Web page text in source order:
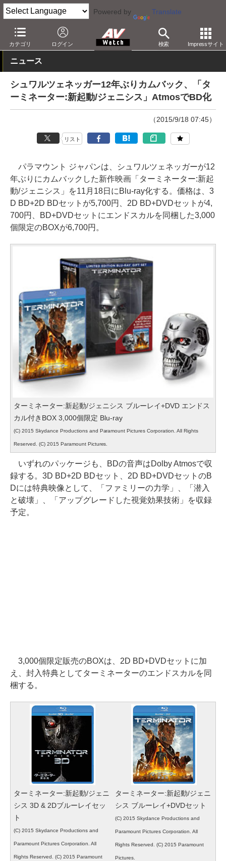
Powered by Translate
カテゴリ ログイン 検索 Impressサイト
AV Watch コンテンツ・サービス BD/DVD
ニュース
シュワルツェネッガー12年ぶりカムバック、「タ
ーミネーター:新起動/ジェニシス」AtmosでBD化
（2015/9/18 07:45）
リスト
パラマウント ジャパンは、シュワルツェネッガーが12
年ぶりにカムバックした新作映画「ターミネーター:新起
動/ジェニシス」を11月18日にBlu-ray化する。価格は、3
D BD+2D BDセットが5,700円、2D BD+DVDセットが4,
700円、BD+DVDセットにエンドスカルを同梱した3,000
個限定のBOXが6,700円。
ターミネーター:新起動/ジェニシス ブルーレイ+DVD エンドス
カル付きBOX 3,000個限定 Blu-ray
(C) 2015 Skydance Productions and Paramount Pictures Corporation. All Rights
Reserved. (C) 2015 Paramount Pictures.
いずれのパッケージも、BDの音声はDolby Atmosで収
録する。3D BD+2D BDセット、2D BD+DVDセットのB
Dには特典映像として、「ファミリーの力学」、「潜入
と破壊」、「アップグレードした視覚効果技術」を収録
予定。
3,000個限定販売のBOXは、2D BD+DVDセットに加
え、封入特典としてターミネーターのエンドスカルを同
梱する。
ターミネーター:新起動/ジェニ
シス 3D & 2Dブルーレイセッ
ト
(C) 2015 Skydance Productions and
Paramount Pictures Corporation. All
Rights Reserved. (C) 2015 Paramount
ターミネーター:新起動/ジェニ
シス ブルーレイ+DVDセット
(C) 2015 Skydance Productions and
Paramount Pictures Corporation. All
Rights Reserved. (C) 2015 Paramount
Pictures.